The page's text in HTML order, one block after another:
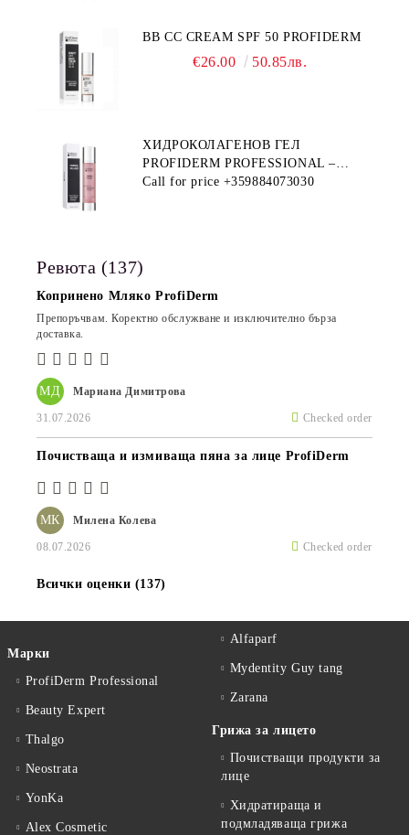
BB CC CREAM SPF 50 PROFIDERM
€26.00 50.85лв.
ХИДРОКОЛАГЕНОВ ГЕЛ
PROFIDERM PROFESSIONAL –
ПРОДУКТ ЗА ДЪЛБОКА
Call for price +359884073030
Ревюта (137)
МД Мариана Димитрова
31.07.2026 Checked order
Копринено Мляко ProfiDerm
Препоръчвам. Коректно обслужване и изключително бърза
доставка.
МК Милена Колева
08.07.2026 Checked order
Почистваща и измиваща пяна за лице ProfiDerm
Всички оценки (137)
Марки
ProfiDerm Professional
Beauty Expert
Thalgo
Neostrata
YonKa
Alex Cosmetic
Alfaparf
Mydentity Guy tang
Zarana
Грижа за лицето
Почистващи продукти за
лице
Хидратираща и
подмладяваща грижа